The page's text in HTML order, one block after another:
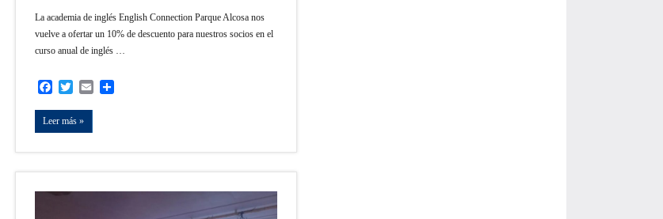
La academia de inglés English Connection Parque Alcosa nos
vuelve a ofertar un 10% de descuento para nuestros socios en el
curso anual de inglés …
FacebookTwitterEmail
Leer más